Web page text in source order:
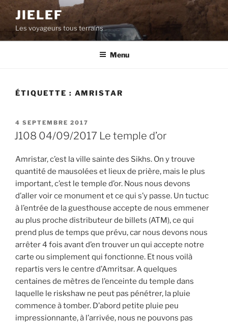
Aller
contenu
principal
JIELEF
Les voyageurs tous terrains
Menu
ÉTIQUETTE : AMRISTAR
PUBLIÉ
LE
4 SEPTEMBRE 2017
J108 04/09/2017 Le temple d’or
Amristar, c’est la ville sainte des Sikhs. On y trouve
quantité de mausolées et lieux de prière, mais le plus
important, c’est le temple d’or. Nous nous devons
d’aller voir ce monument et ce qui s’y passe. Un tuctuc
à l’entrée de la guesthouse accepte de nous emmener
au plus proche distributeur de billets (ATM), ce qui
prend plus de temps que prévu, car nous devons nous
arrêter 4 fois avant d’en trouver un qui accepte notre
carte ou simplement qui fonctionne. Et nous voilà
repartis vers le centre d’Amritsar. A quelques
centaines de mètres de l’enceinte du temple dans
laquelle le riskshaw ne peut pas pénétrer, la pluie
commence à tomber. D’abord petite pluie peu
impressionnante, à l’arrivée, nous ne pouvons pas